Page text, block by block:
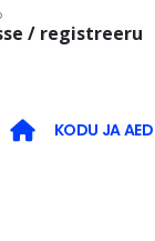
/ registreeru
KODU JA AED